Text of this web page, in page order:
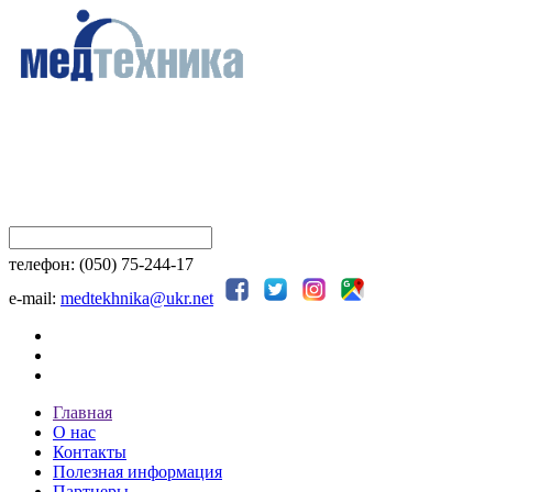
телефон: (050) 75-244-17
e-mail: medtekhnika@ukr.net
Главная
О нас
Контакты
Полезная информация